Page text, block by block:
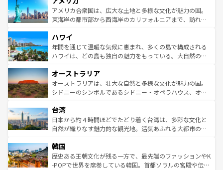
博物館もあり、アルプス観光だけでなく町歩きも満喫する
ことができる。国民の所得が高いため物価も高いが、旅行
ば市内交通費無料で観光を楽しむこともできる。 なお、新
着のスイス情報はコンテンツ一覧 を参照してほしい。
アメリカ合衆国は、広大な土地と多様な文化が魅力の国。
東海岸の都市部から西海岸のカリフォルニアまで、訪れる
のような巨大都市は、観光、ショッピング、エンターテイ
ンメントが詰まった刺激的なスポットだ。一方、アメリカ
西部には大自然が広がり、グランドキャニオンやイエロー
部のニューオーリンズでは、音楽と美食が融合した独特の
文化が魅力。旅行者はアメリカの各地域で異なる魅力を楽
しみながら、その多様性と豊かな歴史を感じることができ
ならではの贅沢な旅のスタイルだ。 なお、新着のアメリカ
情報はコンテンツ一覧を参照してほしい。
ハワイ
年間を通じて温暖な気候に恵まれ、多くの島で構成される
ハワイは、どの島も独自の魅力をもっている。大自然の神
ワイ島は見逃せない。また、定番の観光地といえばオアフ
島だが、静かな自然を求めるならマウイ島やカウアイ島が
おすすめ。エメラルドグリーンに輝く海をはじめ、豊かな
れるおもてなしの心で訪れる人々を迎えてくれるハワイの
人々、おいしいローカルフードやハワイアンミュージッ
ク、伝統的なフラダンスなど、すべてがハワイの魅力を彩
ワイを、存分に味わってほしい。 なお、新着のハワイ情報
はコンテンツ一覧を参照してほしい。
オーストラリア
オーストラリアは、壮大な自然と多様な文化が魅力の国。
シドニーのシンボルであるシドニー・オペラハウス、オー
リアリーフや大陸中央部にそびえるウルル（エアーズロッ
ク）、タスマニアの美しい原生林やケアンズの熱帯雨林な
ど、見どころがたくさん。また、カフェやワイン、オージ
いる。アクティビティも充実しており、サーフィンやダイ
ビング、ハイキングなど、アウトドア好きにはたまらな
い。オーストラリアの多彩な魅力を存分に味わいつくそ
台湾
日本から約４時間ほどでたどり着く台湾は、多彩な文化と
自然が織りなす魅力的な観光地。活気あふれる大都市の台
ン）、静ひつな山岳地帯である台湾東部など、都市の喧騒
と山間の静けさが共存しており、訪れる人に新しい発見と
驚きをもたらしてくれる。また、奥深い台湾の食文化も魅
韓国
歴史ある王朝文化が残る一方で、最先端のファッションやK
-POPで世界を席巻している韓国。首都ソウルの宮殿や伝統